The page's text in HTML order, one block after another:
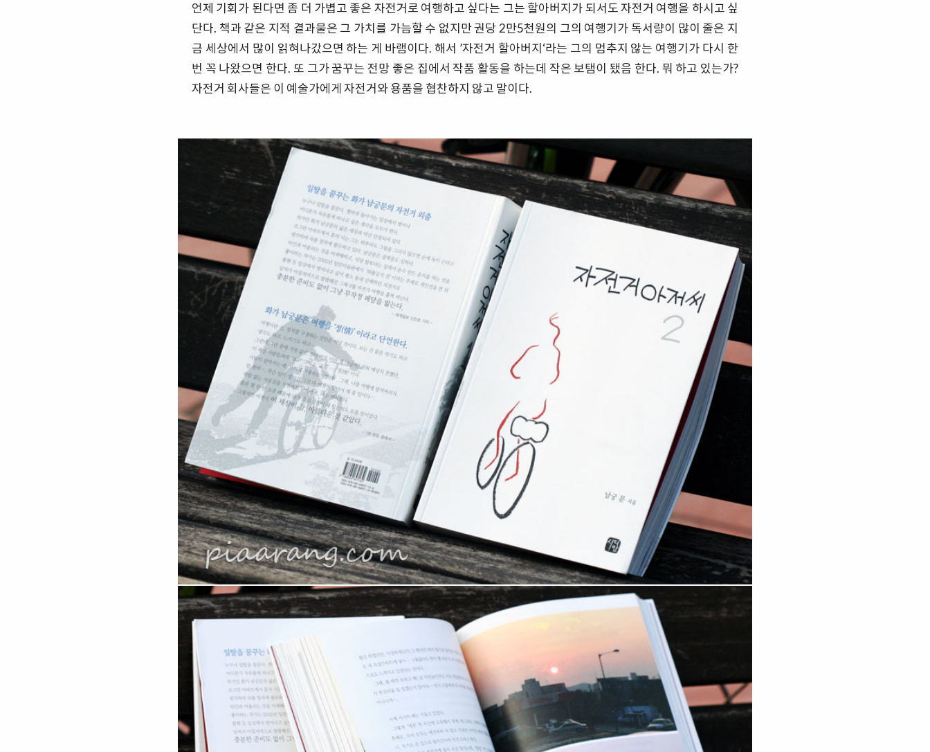
언제 기회가 된다면 좀 더 가볍고 좋은 자전거로 여행하고 싶다는 그는 할아버지가 되서도 자전거 여행을 하시고 싶
단다. 책과 같은 지적 결과물은 그 가치를 가늠할 수 없지만 권당 2만5천원의 그의 여행기가 독서량이 많이 줄은 지
금 세상에서 많이 읽혀나갔으면 하는 게 바램이다. 해서 ’자전거 할아버지‘라는 그의 멈추지 않는 여행기가 다시 한
번 꼭 나왔으면 한다. 또 그가 꿈꾸는 전망 좋은 집에서 작품 활동을 하는데 작은 보탬이 됐음 한다. 뭐 하고 있는가?
자전거 회사들은 이 예술가에게 자전거와 용품을 협찬하지 않고 말이다.